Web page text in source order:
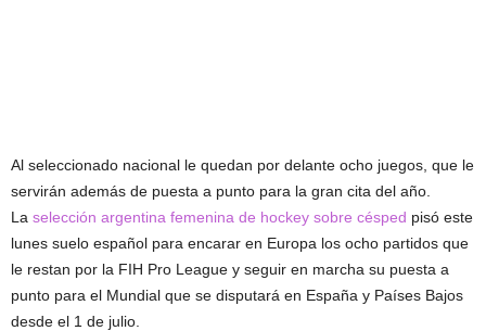
Al seleccionado nacional le quedan por delante ocho juegos, que le
servirán además de puesta a punto para la gran cita del año.
La selección argentina femenina de hockey sobre césped pisó este
lunes suelo español para encarar en Europa los ocho partidos que
le restan por la FIH Pro League y seguir en marcha su puesta a
punto para el Mundial que se disputará en España y Países Bajos
desde el 1 de julio.